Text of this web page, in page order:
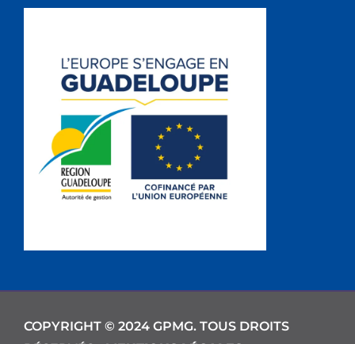
COPYRIGHT © 2024 GPMG. TOUS DROITS